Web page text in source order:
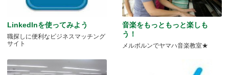
LinkedInを使ってみよう
職探しに便利なビジネスマッチング
サイト
音楽をもっともっと楽しも
う！
メルボルンでヤマハ音楽教室★